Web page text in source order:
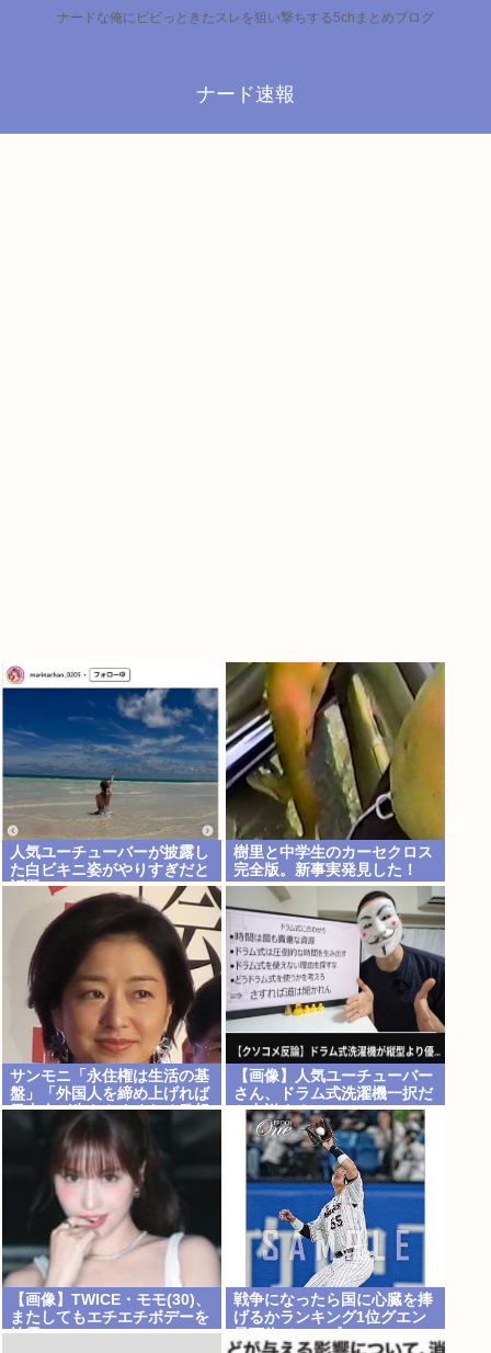
ナードな俺にビビっときたスレを狙い撃ちする5chまとめブログ
ナード速報
人気ユーチューバーが披露し
た白ビキニ姿がやりすぎだと
話題に
樹里と中学生のカーセクロス
完全版。新事実発見した！
サンモニ「永住権は生活の基
盤」「外国人を締め上げれば
日本人が生きやすくなる発想
間違い」「ヘイト」
【画像】人気ユーチューバー
さん、ドラム式洗濯機一択だ
と力説する
【画像】TWICE・モモ(30)、
またしてもエチエチボデーを
披露www
戦争になったら国に心臓を捧
げるかランキング1位グエン